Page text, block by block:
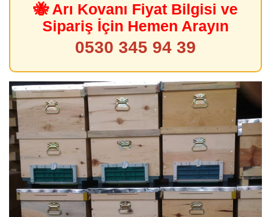
🐝 Arı Kovanı Fiyat Bilgisi ve
Sipariş İçin Hemen Arayın
0530 345 94 39